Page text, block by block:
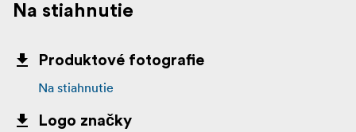
Na stiahnutie
Produktové fotografie
Na stiahnutie
Logo značky